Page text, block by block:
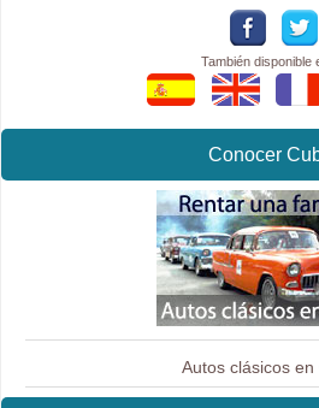
También disponible
Conocer
Autos clásicos en